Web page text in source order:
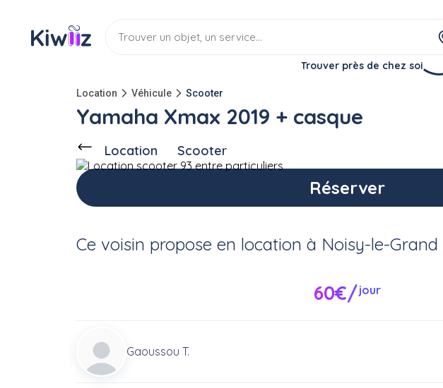
Trouver près de chez soi
Location Véhicule Scooter
Yamaha Xmax 2019 + casque
Location Scooter
Réserver
Ce voisin propose en location à Noisy-le-Grand
60€/jour
Gaoussou T.